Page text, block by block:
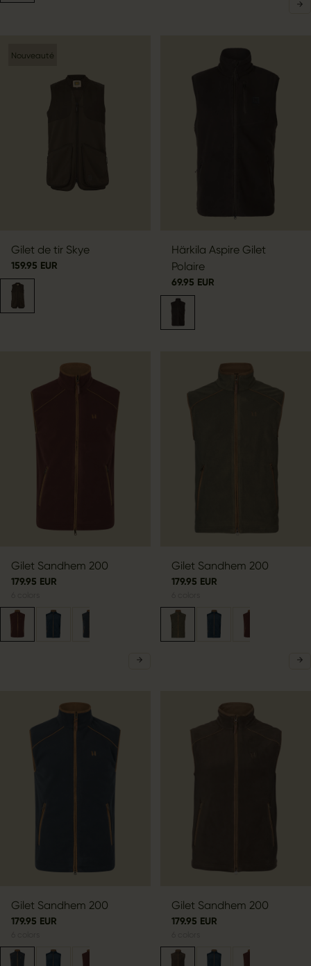
Nouveauté
Gilet de tir Skye
159.95 EUR
Härkila Aspire Gilet
Polaire
69.95 EUR
Gilet Sandhem 200
179.95 EUR
Gilet Sandhem 200
179.95 EUR
Gilet Sandhem 200
179.95 EUR
Gilet Sandhem 200
179.95 EUR